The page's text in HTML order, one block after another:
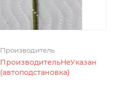
Производитель
ПроизводительНеУказан
(автоподстановка)